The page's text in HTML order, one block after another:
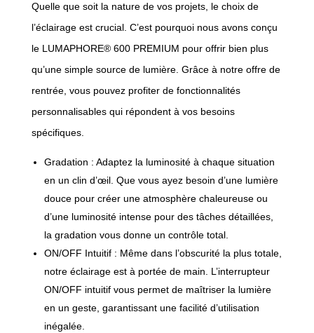
Quelle que soit la nature de vos projets, le choix de
l’éclairage est crucial. C’est pourquoi nous avons conçu
le LUMAPHORE® 600 PREMIUM pour offrir bien plus
qu’une simple source de lumière. Grâce à notre offre de
rentrée, vous pouvez profiter de fonctionnalités
personnalisables qui répondent à vos besoins
spécifiques.
Gradation : Adaptez la luminosité à chaque situation
en un clin d’œil. Que vous ayez besoin d’une lumière
douce pour créer une atmosphère chaleureuse ou
d’une luminosité intense pour des tâches détaillées,
la gradation vous donne un contrôle total.
ON/OFF Intuitif : Même dans l’obscurité la plus totale,
notre éclairage est à portée de main. L’interrupteur
ON/OFF intuitif vous permet de maîtriser la lumière
en un geste, garantissant une facilité d’utilisation
inégalée.